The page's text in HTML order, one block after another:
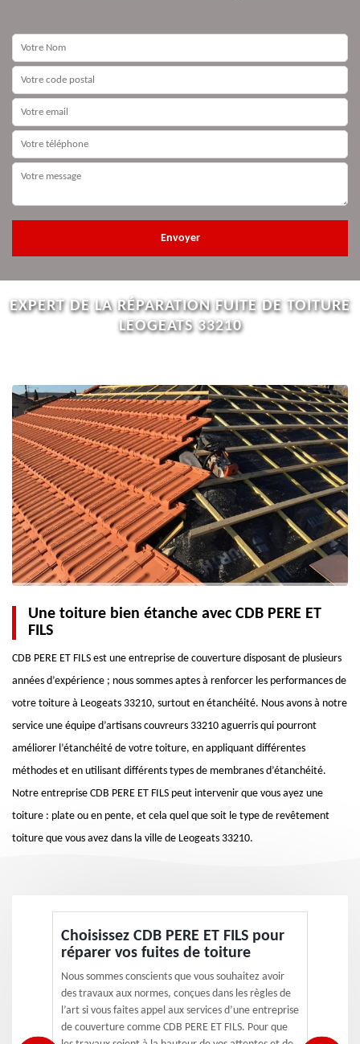
EXPERT DE LA RÉPARATION FUITE DE TOITURE
LEOGEATS 33210
Une toiture bien étanche avec CDB PERE ET
FILS
CDB PERE ET FILS est une entreprise de couverture disposant de plusieurs
années d’expérience ; nous sommes aptes à renforcer les performances de
votre toiture à Leogeats 33210, surtout en étanchéité. Nous avons à notre
service une équipe d’artisans couvreurs 33210 aguerris qui pourront
améliorer l’étanchéité de votre toiture, en appliquant différentes
méthodes et en utilisant différents types de membranes d’étanchéité.
Notre entreprise CDB PERE ET FILS peut intervenir que vous ayez une
toiture : plate ou en pente, et cela quel que soit le type de revêtement
toiture que vous avez dans la ville de Leogeats 33210.
Choisissez CDB PERE ET FILS pour
réparer vos fuites de toiture
Nous sommes conscients que vous souhaitez avoir
des travaux aux normes, conçues dans les règles de
l’art si vous faites appel aux services d’une entreprise
de couverture comme CDB PERE ET FILS. Pour que